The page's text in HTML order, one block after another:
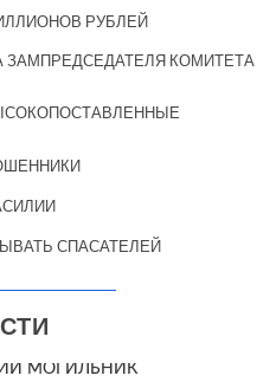
РУБЛЕЙ
КОМИТЕТА
СПАСАТЕЛЕЙ
МОГИЛЬНИК